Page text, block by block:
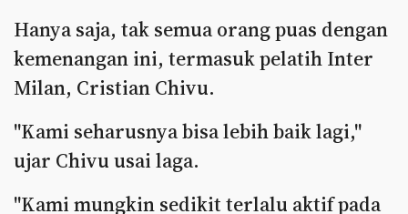
Hanya saja, tak semua orang puas dengan
kemenangan ini, termasuk pelatih Inter
Milan, Cristian Chivu.
"Kami seharusnya bisa lebih baik lagi,"
ujar Chivu usai laga.
"Kami mungkin sedikit terlalu aktif pada